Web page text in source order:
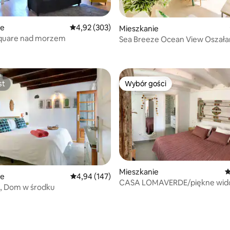
liczba recenzji: 101Średnia ocena: 4,92 na 5, liczba recenzji: 303
4,92 (303)
nad morzem
Mieszkanie
Sea Breeze Ocean View
Średnia ocena: 4,94 na 5, liczba recenzji: 147
4,94 (147)
Dom w środku
Wybór gości
Wybór gości
Mieszkanie
CASA LOMAVERDE/piękne